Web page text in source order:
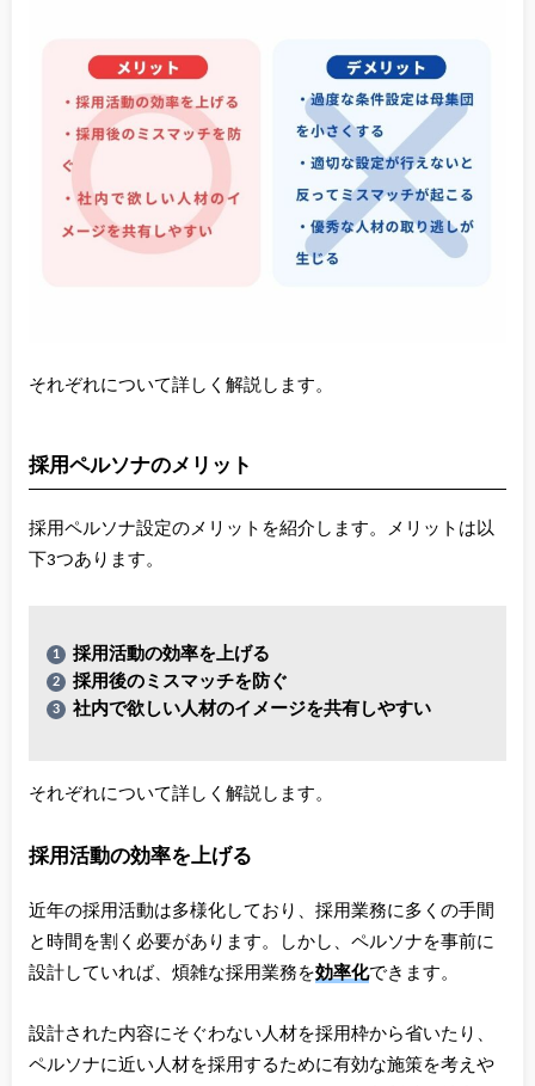
それぞれについて詳しく解説します。
採用ペルソナのメリット
採用ペルソナ設定のメリットを紹介します。メリットは以
下3つあります。
採用活動の効率を上げる
採用後のミスマッチを防ぐ
社内で欲しい人材のイメージを共有しやすい
それぞれについて詳しく解説します。
採用活動の効率を上げる
近年の採用活動は多様化しており、採用業務に多くの手間
と時間を割く必要があります。しかし、ペルソナを事前に
設計していれば、煩雑な採用業務を効率化できます。
設計された内容にそぐわない人材を採用枠から省いたり、
ペルソナに近い人材を採用するために有効な施策を考えや